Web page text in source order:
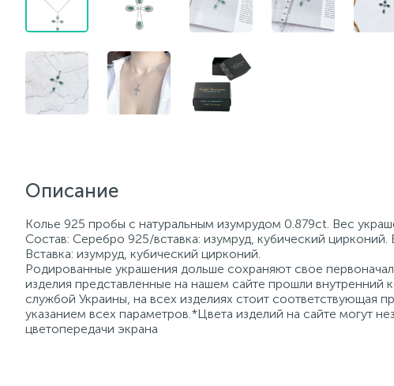
Описание
Колье 925 пробы с натуральным изумрудом 0.879ct. Вес
Состав: Серебро 925/вставка: изумруд, кубический
Вставка: изумруд, кубический цирконий.
Родированные украшения дольше сохраняют свое
изделия представленные на нашем сайте прошли внутренний
службой Украины, на всех изделиях стоит
указанием всех параметров.*Цвета изделий на сайте могут
цветопередачи экрана